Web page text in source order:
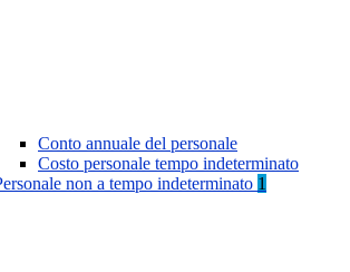
Conto annuale del personale
Costo personale tempo indeterminato
non a tempo indeterminato 1